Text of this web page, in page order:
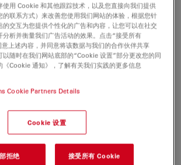
级解决方案的工作原理
方案，可以克服人工评级解决方案所带来
、经济的方式对 NMI 进行评级，从而
学显微镜、电动平台和物镜机头组成，并
行操作。它可以对整个钢样进行全自动夹
作流程包括
[2]：
使用 Cookie 和其他跟踪技术，以及您直接向我们提供
的联系方式）来改善您使用我们网站的体验，根据您针
的交互为您提供个性化的广告和内容，让您可以在社交
分析并衡量我们广告活动的效果。点击“接受所有
上述内容，并同意将该数据与我们的合作伙伴共享
以随时在我们网站底部的“Cookie 设置”部分更改您的同
《Cookie 通知》，了解有关我们实践的更多信息
Cookie Partners Details
Cookie 设置
拒绝 接受所有 Cookie